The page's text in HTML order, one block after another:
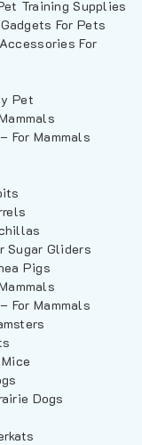
Training Supplies
For Pets
For
Pet
For Mammals
Sugar Gliders
Pigs
For Mammals
Dogs